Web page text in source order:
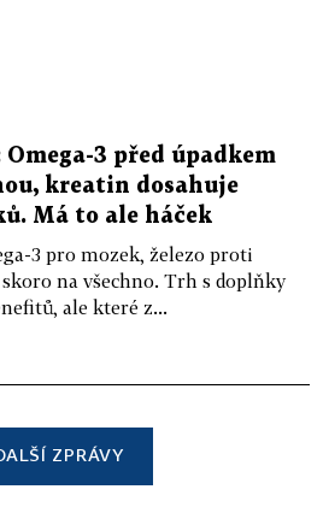
3 před úpadkem
kreatin dosahuje
Má to ale háček
3 pro mozek, železo proti
na všechno. Trh s doplňky
ale které z...
ZPRÁVY